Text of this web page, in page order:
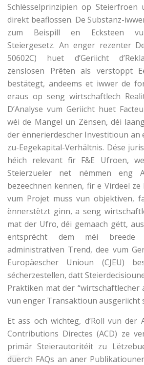
Schlësselprinzipien op Steierfroen
direkt beaflossen. De Substanz-
zum Beispill en Ecksteen
Steiergesetz. An enger rezenter
50602C) huet d’Geriicht
zënslosen Prêten als verstoppt
bestätegt, andeems et iwwer de
eraus op seng wirtschaftlech
D’Analyse vum Geriicht huet
wéi de Mangel un Zënsen, déi
der ënnerierdescher Investitioun an
zu-Eegekapital-Verhältnis. Dëse
héich relevant fir F&E Ufroen,
Steierzueler net nëmmen eng
bezeechnen kënnen, fir e Virdeel ze
vum Projet muss vun objektiven,
ënnerstëtzt ginn, a seng
mat der Ufro, déi gemaach gëtt,
entsprécht dem méi breede
administrativen Trend, dee vum
Europäescher Unioun (CJEU)
sécherzestellen, datt
Praktiken mat der “wirtschaftlecher
vun enger Transaktioun ausgeriicht
Et ass och wichteg, d’Roll vun der
Contributions Directes (ACD) ze
primär Steierautoritéit zu
duerch FAQs an aner